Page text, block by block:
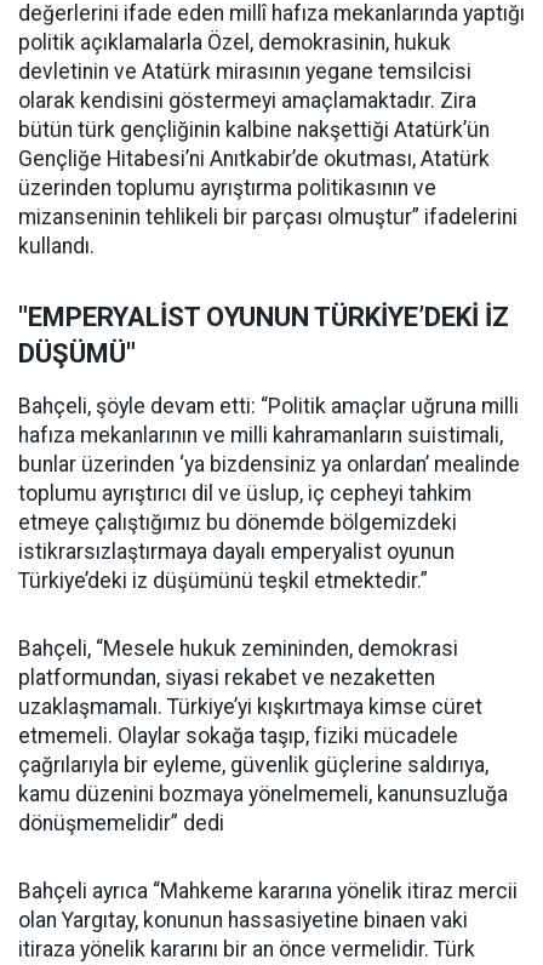
değerlerini ifade eden millî hafıza mekanlarında yaptığı
politik açıklamalarla Özel, demokrasinin, hukuk
devletinin ve Atatürk mirasının yegane temsilcisi
olarak kendisini göstermeyi amaçlamaktadır. Zira
bütün türk gençliğinin kalbine nakşettiği Atatürk’ün
Gençliğe Hitabesi’ni Anıtkabir’de okutması, Atatürk
üzerinden toplumu ayrıştırma politikasının ve
mizanseninin tehlikeli bir parçası olmuştur” ifadelerini
kullandı.
"EMPERYALİST OYUNUN TÜRKİYE’DEKİ İZ
DÜŞÜMÜ"
Bahçeli, şöyle devam etti: “Politik amaçlar uğruna milli
hafıza mekanlarının ve milli kahramanların suistimali,
bunlar üzerinden ‘ya bizdensiniz ya onlardan’ mealinde
toplumu ayrıştırıcı dil ve üslup, iç cepheyi tahkim
etmeye çalıştığımız bu dönemde bölgemizdeki
istikrarsızlaştırmaya dayalı emperyalist oyunun
Türkiye’deki iz düşümünü teşkil etmektedir.”
Bahçeli, “Mesele hukuk zemininden, demokrasi
platformundan, siyasi rekabet ve nezaketten
uzaklaşmamalı. Türkiye’yi kışkırtmaya kimse cüret
etmemeli. Olaylar sokağa taşıp, fiziki mücadele
çağrılarıyla bir eyleme, güvenlik güçlerine saldırıya,
kamu düzenini bozmaya yönelmemeli, kanunsuzluğa
dönüşmemelidir” dedi
Bahçeli ayrıca “Mahkeme kararına yönelik itiraz mercii
olan Yargıtay, konunun hassasiyetine binaen vaki
itiraza yönelik kararını bir an önce vermelidir. Türk